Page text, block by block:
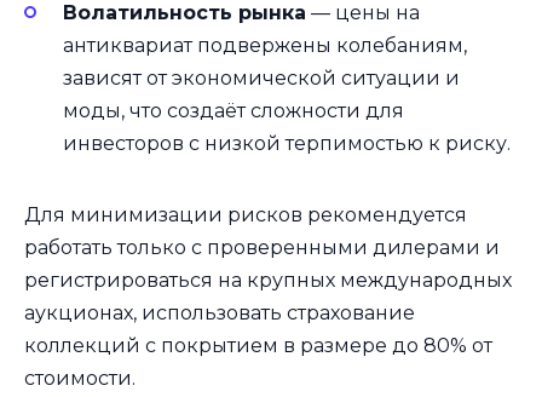
Волатильность рынка — цены на
антиквариат подвержены колебаниям,
зависят от экономической ситуации и
моды, что создаёт сложности для
инвесторов с низкой терпимостью к риску.
Для минимизации рисков рекомендуется
работать только с проверенными дилерами и
регистрироваться на крупных международных
аукционах, использовать страхование
коллекций с покрытием в размере до 80% от
стоимости.